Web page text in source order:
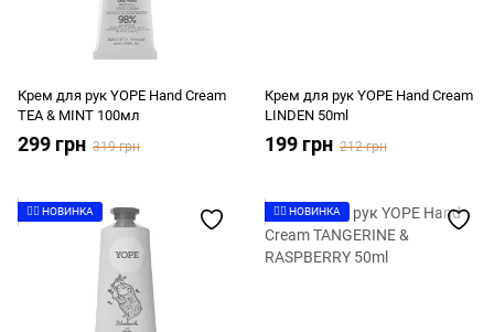
Крем для рук YOPE Hand Cream
TEA & MINT 100мл
299 грн 319 грн
Крем для рук YOPE Hand Cream
LINDEN 50ml
199 грн 212 грн
👉🏻 НОВИНКА 👉🏻 НОВИНКА